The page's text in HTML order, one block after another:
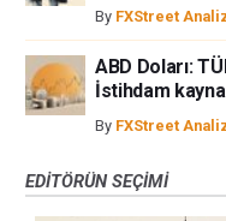
By FXStreet
ABD Doları:
İstihdam
By FXStreet
EDITÖRÜN SEÇIMI